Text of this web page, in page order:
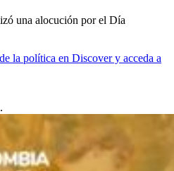
una alocución por el Día
la política en Discover y acceda a